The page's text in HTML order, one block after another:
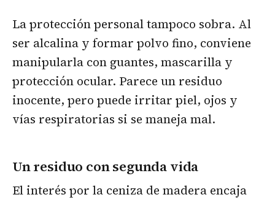
La protección personal tampoco sobra. Al
ser alcalina y formar polvo fino, conviene
manipularla con guantes, mascarilla y
protección ocular. Parece un residuo
inocente, pero puede irritar piel, ojos y
vías respiratorias si se maneja mal.
Un residuo con segunda vida
El interés por la ceniza de madera encaja